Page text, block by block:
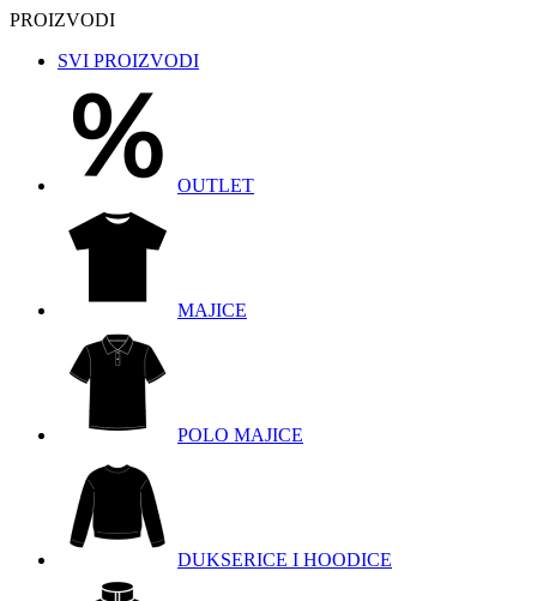
PROIZVODI
SVI PROIZVODI
OUTLET
MAJICE
POLO MAJICE
DUKSERICE I HOODICE